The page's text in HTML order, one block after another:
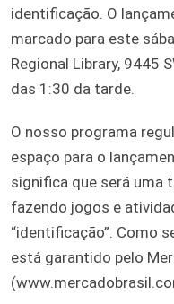
identificação. O
marcado para este
Regional Library, 9445
das 1:30 da tarde.
O nosso programa
espaço para o
significa que será uma
fazendo jogos e
“identificação”. Como
está garantido pelo